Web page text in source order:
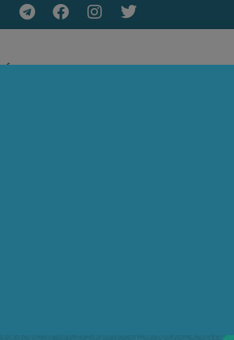
ARTIGOS AEPET TV
da AEPET no WhatsApp e